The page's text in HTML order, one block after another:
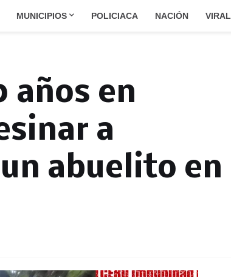
MUNICIPIOS POLICIACA NACIÓN VIRAL
años en
a
abuelito en